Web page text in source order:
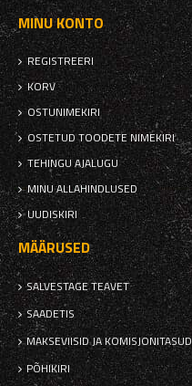
MINU KONTO
REGISTREERI
KORV
OSTUNIMEKIRI
OSTETUD TOODETE NIMEKIRI
TEHINGU AJALUGU
MINU ALLAHINDLUSED
UUDISKIRI
MÄÄRUSED
SALVESTAGE TEAVET
SAADETIS
MAKSEVIISID JA KOMISJONITASUD
PÕHIKIRI